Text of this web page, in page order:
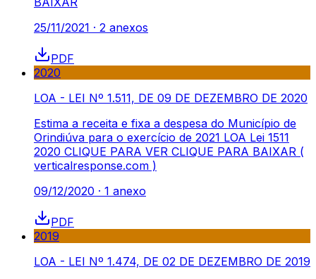
25/11/2021 · 2 anexos
PDF
2020
LOA - LEI Nº 1.511, DE 09 DE DEZEMBRO DE 2020
Estima a receita e fixa a despesa do Município de
Orindiúva para o exercício de 2021 LOA Lei 1511
2020 CLIQUE PARA VER CLIQUE PARA BAIXAR (
verticalresponse.com )
09/12/2020 · 1 anexo
PDF
2019
LOA - LEI Nº 1.474, DE 02 DE DEZEMBRO DE 2019